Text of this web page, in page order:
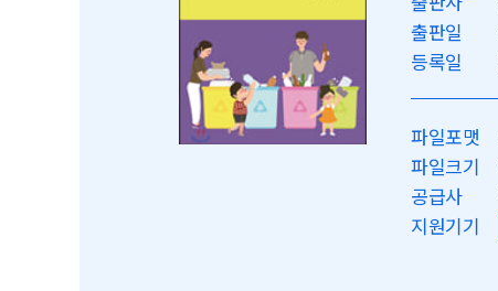
출판일
등록일
파일포맷
파일크기
공급사
지원기기